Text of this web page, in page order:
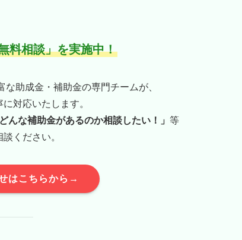
料相談」を実施中！
助成金・補助金の専門チームが、
対応いたします。
んな補助金があるのか相談したい！」 等
ください。
はこちらから→